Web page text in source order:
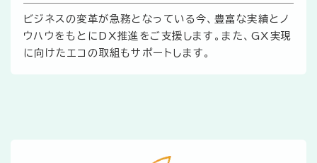
ビジネスの変革が急務となっている今、豊富な実績とノ
ウハウをもとにDX推進をご支援します。また、GX実現
に向けたエコの取組もサポートします。